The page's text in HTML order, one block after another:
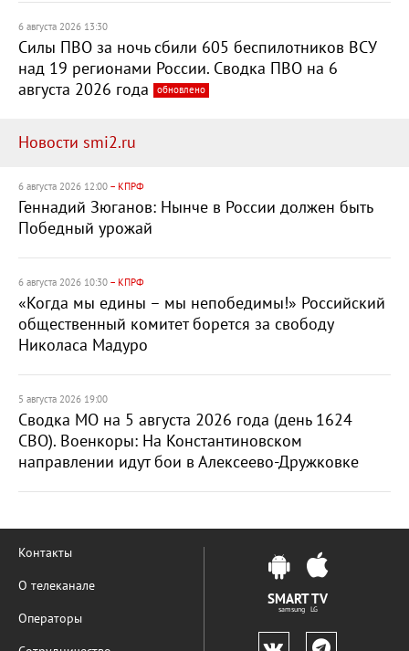
6 августа 2026 13:30
Силы ПВО за ночь сбили 605 беспилотников ВСУ
над 19 регионами России. Сводка ПВО на 6
августа 2026 года
обновлено
Новости smi2.ru
6 августа 2026 12:00 – КПРФ
Геннадий Зюганов: Нынче в России должен быть
Победный урожай
6 августа 2026 10:30 – КПРФ
«Когда мы едины – мы непобедимы!» Российский
общественный комитет борется за свободу
Николаса Мадуро
5 августа 2026 19:00
Сводка МО на 5 августа 2026 года (день 1624
СВО). Военкоры: На Константиновском
направлении идут бои в Алексеево-Дружковке
Контакты
О телеканале
Операторы
SMART TV
samsung LG